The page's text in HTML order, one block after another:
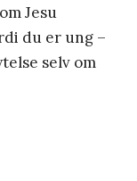
Jesu
du er ung –
selv om